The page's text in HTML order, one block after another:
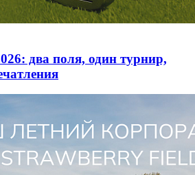
два поля, один турнир,